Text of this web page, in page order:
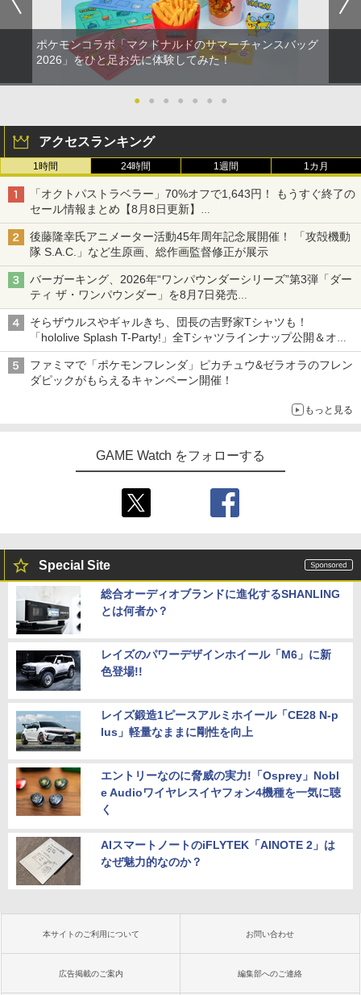
ポケモンコラボ「マクドナルドのサマーチャンスバッグ
2026」をひと足お先に体験してみた！
● ● ● ● ● ● ●
アクセスランキング
1時間 24時間 1週間 1カ月
「オクトパストラベラー」70%オフで1,643円！ もうすぐ終了の
セール情報まとめ【8月8日更新】
ニンテンドーeショップでは「大神 絶景版」が67%オフで990円
後藤隆幸氏アニメーター活動45年周年記念展開催！ 「攻殻機動
隊 S.A.C.」など生原画、総作画監督修正が展示
バーガーキング、2026年“ワンパウンダーシリーズ”第3弾「ダー
ティ ザ・ワンパウンダー」を8月7日発売
「特製ガーリックマヨソース」を使用した超大型チーズバーガー
そらザウルスやギャルきち、団長の吉野家Tシャツも！
「hololive Splash T-Party!」全Tシャツラインナップ公開＆オン
ライン販売開始
ファミマで「ポケモンフレンダ」ピカチュウ&ゼラオラのフレン
ダピックがもらえるキャンペーン開催！
もっと見る
GAME Watch をフォローする
Special Site
総合オーディオブランドに進化するSHANLING
とは何者か？
レイズのパワーデザインホイール「M6」に新
色登場!!
レイズ鍛造1ピースアルミホイール「CE28 N-p
lus」軽量なままに剛性を向上
エントリーなのに脅威の実力!「Osprey」Nobl
e Audioワイヤレスイヤフォン4機種を一気に聴
く
AIスマートノートのiFLYTEK「AINOTE 2」は
なぜ魅力的なのか？
本サイトのご利用について お問い合わせ
広告掲載のご案内 編集部へのご連絡